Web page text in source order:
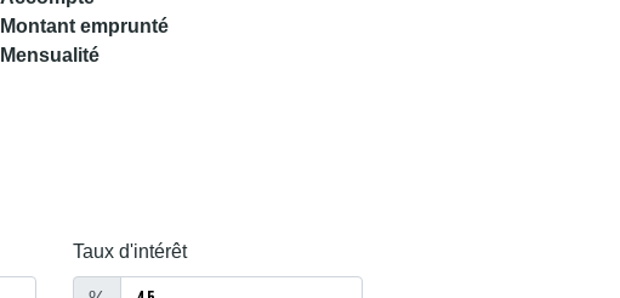
Montant emprunté
Mensualité
Taux d'intérêt